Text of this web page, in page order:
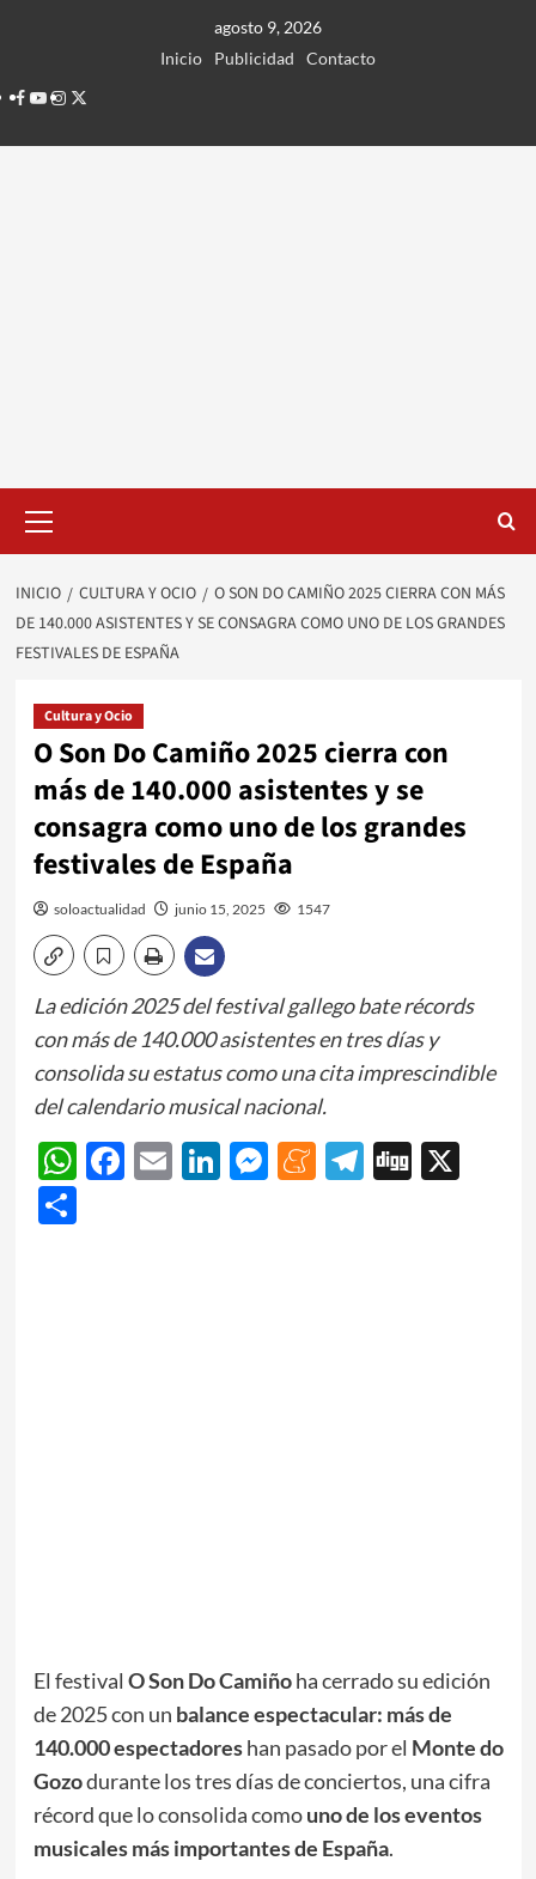
agosto 9, 2026
Inicio
Publicidad
Contacto
Facebook
Youtube
Instagram
Twitter
principal
INICIO CULTURA Y OCIO
O SON DO CAMIÑO 2025 CIERRA CON MÁS
DE 140.000 ASISTENTES Y SE CONSAGRA COMO UNO DE LOS GRANDES
FESTIVALES DE ESPAÑA
Cultura y Ocio
O Son Do Camiño 2025 cierra con
más de 140.000 asistentes y se
consagra como uno de los grandes
festivales de España
soloactualidad junio 15, 2025 1547
La edición 2025 del festival gallego bate récords
con más de 140.000 asistentes en tres días y
consolida su estatus como una cita imprescindible
del calendario musical nacional.
WhatsApp
Facebook
EmailLinkedIn
Messenger
Meneame
Telegram
Digg
X
Share
El festival O Son Do Camiñoha cerrado su edición
de 2025 con un balance espectacular: más de
140.000 espectadoreshan pasado por el Monte do
Gozodurante los tres días de conciertos, una cifra
récord que lo consolida comouno de los eventos
musicales más importantes de España.